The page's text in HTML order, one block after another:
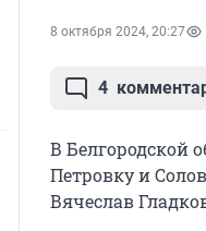
8 октября 2024, 20:27
4
В Белгородской
Петровку и
Вячеслав